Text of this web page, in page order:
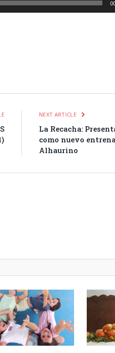
NEXT ARTICLE
La Recacha:
como nuevo
Alhaurino